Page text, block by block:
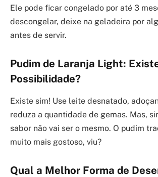
Ele pode ficar congelado por até 3
descongelar, deixe na geladeira por
antes de servir.
Pudim de Laranja Light:
Possibilidade?
Existe sim! Use leite desnatado,
reduza a quantidade de gemas. Mas,
sabor não vai ser o mesmo. O pudim
muito mais gostoso, viu?
Qual a Melhor Forma de